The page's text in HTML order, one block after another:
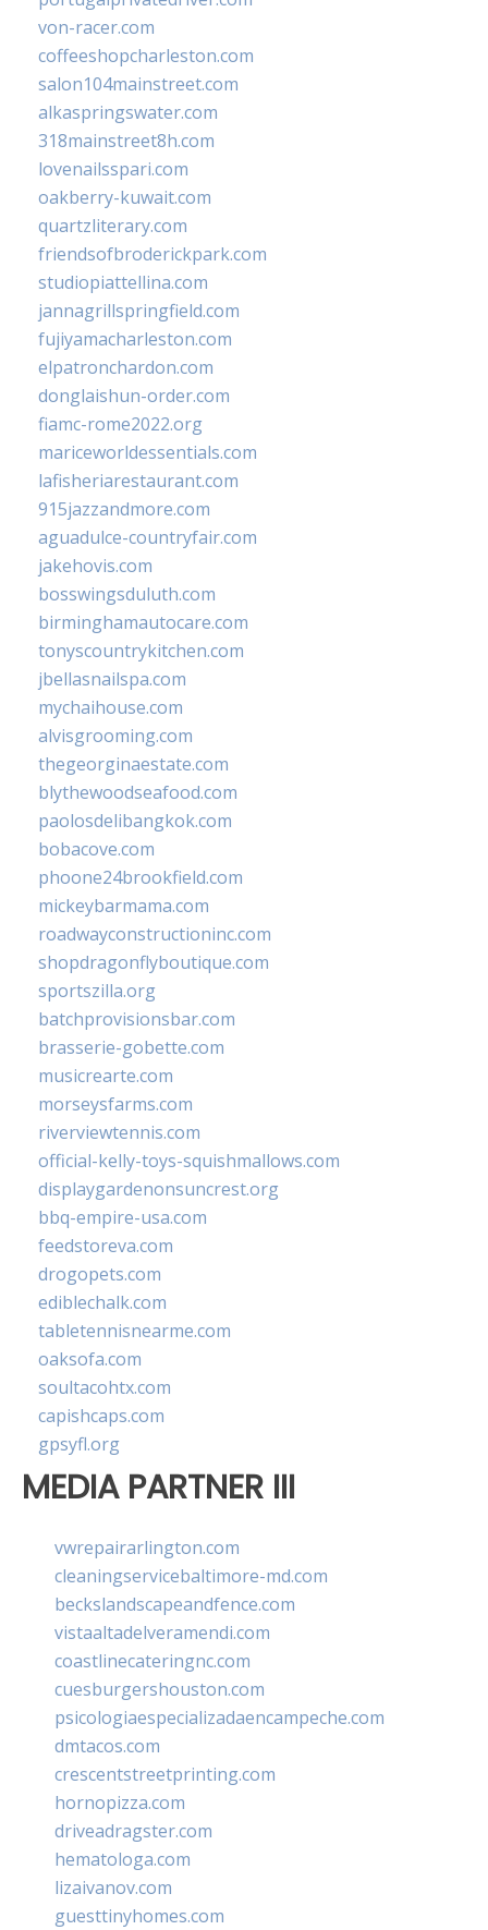
von-racer.com
coffeeshopcharleston.com
salon104mainstreet.com
alkaspringswater.com
318mainstreet8h.com
lovenailsspari.com
oakberry-kuwait.com
quartzliterary.com
friendsofbroderickpark.com
studiopiattellina.com
jannagrillspringfield.com
fujiyamacharleston.com
elpatronchardon.com
donglaishun-order.com
fiamc-rome2022.org
mariceworldessentials.com
lafisheriarestaurant.com
915jazzandmore.com
aguadulce-countryfair.com
jakehovis.com
bosswingsduluth.com
birminghamautocare.com
tonyscountrykitchen.com
jbellasnailspa.com
mychaihouse.com
alvisgrooming.com
thegeorginaestate.com
blythewoodseafood.com
paolosdelibangkok.com
bobacove.com
phoone24brookfield.com
mickeybarmama.com
roadwayconstructioninc.com
shopdragonflyboutique.com
sportszilla.org
batchprovisionsbar.com
brasserie-gobette.com
musicrearte.com
morseysfarms.com
riverviewtennis.com
official-kelly-toys-squishmallows.com
displaygardenonsuncrest.org
bbq-empire-usa.com
feedstoreva.com
drogopets.com
ediblechalk.com
tabletennisnearme.com
oaksofa.com
soultacohtx.com
capishcaps.com
gpsyfl.org
MEDIA PARTNER III
vwrepairarlington.com
cleaningservicebaltimore-md.com
beckslandscapeandfence.com
vistaaltadelveramendi.com
coastlinecateringnc.com
cuesburgershouston.com
psicologiaespecializadaencampeche.com
dmtacos.com
crescentstreetprinting.com
hornopizza.com
driveadragster.com
hematologa.com
lizaivanov.com
guesttinyhomes.com